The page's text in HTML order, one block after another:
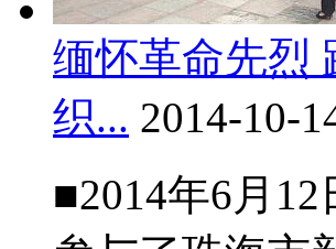
缅怀革命先烈
织... 2014-10-
■2014年6月